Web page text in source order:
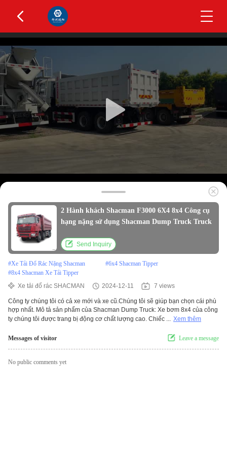
2 Hành khách Shacman F3000 6X4 8x4 Công cụ
hạng nặng sử dụng Shacman Dump Truck Truck
Send Inquiry
#Xe Tải Đổ Rác Nặng Shacman #6x4 Shacman Tipper
#8x4 Shacman Xe Tải Tipper
Xe tải đổ rác SHACMAN
2024-12-11 7 views
Công ty chúng tôi có cả xe mới và xe cũ.Chúng tôi sẽ giúp bạn chọn cái phù
hợp nhất. Mô tả sản phẩm của Shacman Dump Truck: Xe bơm 8x4 của công
ty chúng tôi được trang bị động cơ chất lượng cao. Chiếc ... Xem thêm
Messages of visitor Leave a message
No public comments yet